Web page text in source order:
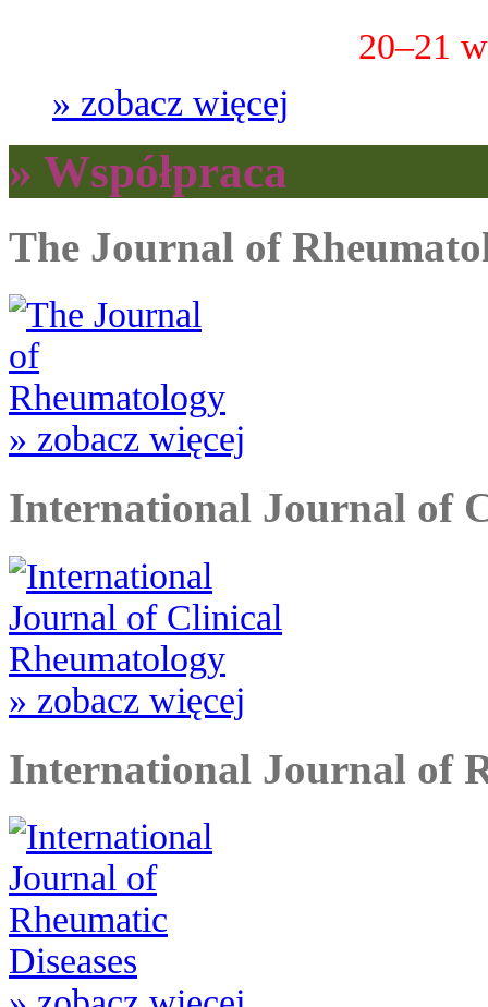
20–21
» zobacz więcej
» Współpraca
The Journal of
» zobacz więcej
International Journal of
» zobacz więcej
International Journal of